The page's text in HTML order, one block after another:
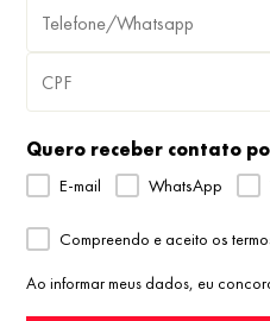
Quero receber contato
E-mail WhatsApp
Compreendo e aceito os
Ao informar meus dados, eu